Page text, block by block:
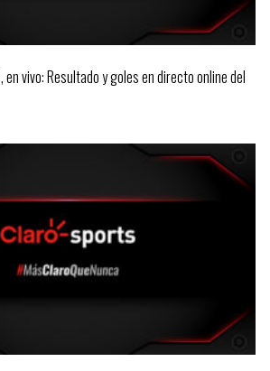
vivo: Resultado y goles en directo online del